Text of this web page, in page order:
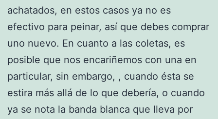
achatados, en estos casos ya no es
efectivo para peinar, así que debes comprar
uno nuevo. En cuanto a las coletas, es
posible que nos encariñemos con una en
particular, sin embargo, , cuando ésta se
estira más allá de lo que debería, o cuando
ya se nota la banda blanca que lleva por